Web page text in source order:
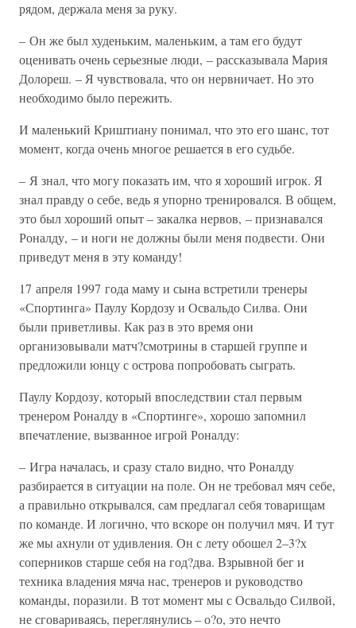
рядом, держала меня за руку.
– Он же был худеньким, маленьким, а там его будут
оценивать очень серьезные люди, – рассказывала Мария
Долореш. – Я чувствовала, что он нервничает. Но это
необходимо было пережить.
И маленький Криштиану понимал, что это его шанс, тот
момент, когда очень многое решается в его судьбе.
– Я знал, что могу показать им, что я хороший игрок. Я
знал правду о себе, ведь я упорно тренировался. В общем,
это был хороший опыт – закалка нервов, – признавался
Роналду, – и ноги не должны были меня подвести. Они
приведут меня в эту команду!
17 апреля 1997 года маму и сына встретили тренеры
«Спортинга» Паулу Кордозу и Освальдо Силва. Они
были приветливы. Как раз в это время они
организовывали матч?смотрины в старшей группе и
предложили юнцу с острова попробовать сыграть.
Паулу Кордозу, который впоследствии стал первым
тренером Роналду в «Спортинге», хорошо запомнил
впечатление, вызванное игрой Роналду:
– Игра началась, и сразу стало видно, что Роналду
разбирается в ситуации на поле. Он не требовал мяч себе,
а правильно открывался, сам предлагал себя товарищам
по команде. И логично, что вскоре он получил мяч. И тут
же мы ахнули от удивления. Он с лету обошел 2–3?х
соперников старше себя на год?два. Взрывной бег и
техника владения мяча нас, тренеров и руководство
команды, поразили. В тот момент мы с Освальдо Силвой,
не сговариваясь, переглянулись – о?о, это нечто